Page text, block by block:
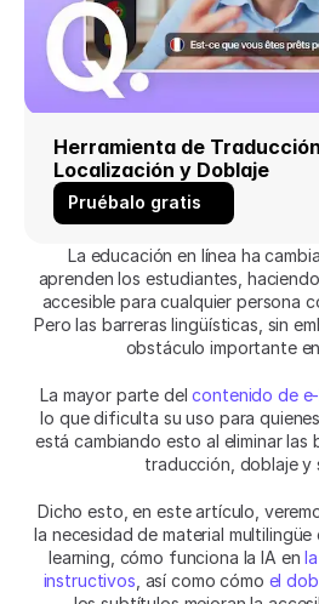
Herramienta de
Localización y Doblaje
Pruébalo gratis
La educación en línea ha
aprenden los estudiantes,
accesible para cualquier persona
Pero las barreras lingüísticas, sin
obstáculo importante
La mayor parte del contenido de
lo que dificulta su uso para
está cambiando esto al eliminar las
traducción, doblaje y
Dicho esto, en este artículo,
la necesidad de material
learning, cómo funciona la IA en
instructivos , así como cómo el